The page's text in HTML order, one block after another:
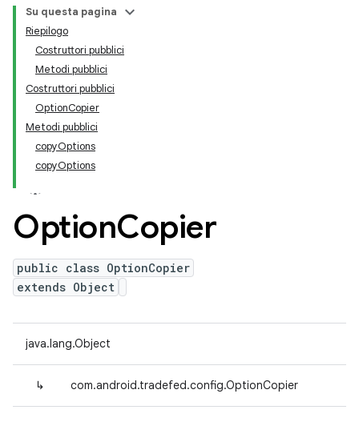
Su questa pagina
Riepilogo
Costruttori pubblici
Metodi pubblici
Costruttori pubblici
OptionCopier
Metodi pubblici
copyOptions
copyOptions
OptionCopier
public class OptionCopier
extends Object
java.lang.Object
↳ com.android.tradefed.config.OptionCopier